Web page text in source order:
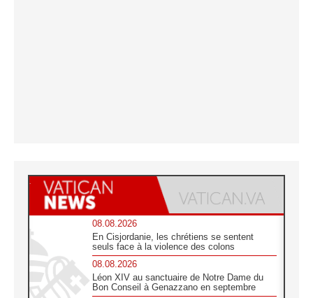
08.08.2026
En Cisjordanie, les chrétiens se sentent
seuls face à la violence des colons
08.08.2026
Léon XIV au sanctuaire de Notre Dame du
Bon Conseil à Genazzano en septembre